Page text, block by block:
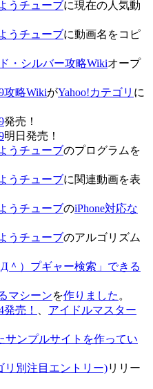
うチューブに現在の人気動
うチューブに動画名をコピ
・シルバー攻略Wikiオープ
攻略WikiがYahoo!カテゴリ に
発売！
明日発売！
うチューブのプログラムを
うチューブに関連動画を表
うチューブのiPhone対応な
うチューブのアルゴリズム
＾）プギャー検索」できる
マシーンを作りました 。
売！
アイドルマスター
サンプルサイトを作ってい
リ別注目エントリー)リリー